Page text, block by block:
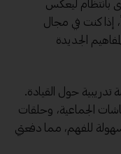
بانتظام ليعكس
إذا كنت في مجال
الجديدة
تدريبية حول القيادة.
الجماعية، وحلقات
للفهم، مما دفعني